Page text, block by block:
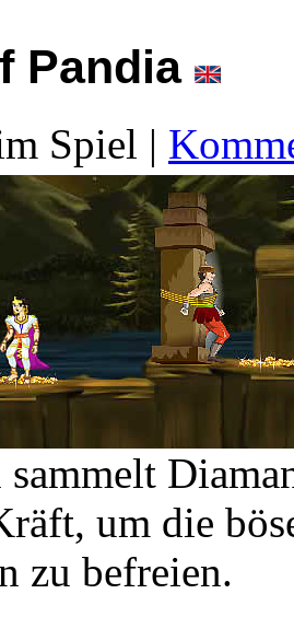
Pandia
Spiel |
um die
zu befreien.